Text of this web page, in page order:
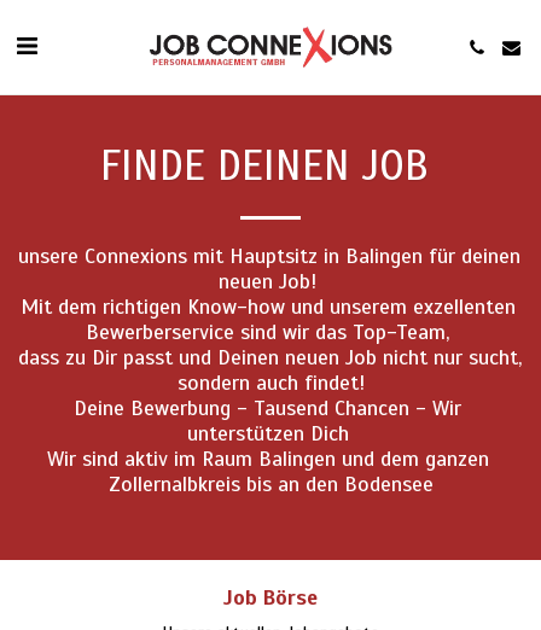
FINDE DEINEN JOB
unsere Connexions mit Hauptsitz in Balingen für deinen
neuen Job!
Mit dem richtigen Know-how und unserem exzellenten
Bewerberservice sind wir das Top-Team,
dass zu Dir passt und Deinen neuen Job nicht nur sucht,
sondern auch findet!
Deine Bewerbung - Tausend Chancen - Wir
unterstützen Dich
Wir sind aktiv im Raum Balingen und dem ganzen
Zollernalbkreis bis an den Bodensee
Job Börse